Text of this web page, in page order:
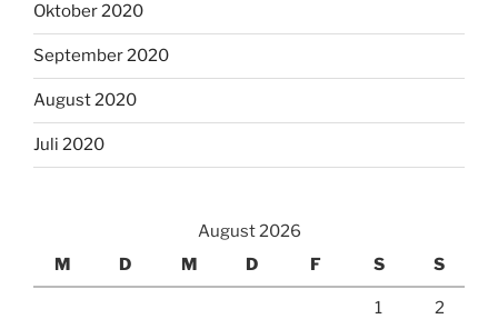
Oktober 2020
September 2020
August 2020
Juli 2020
August 2026
M
D M D F S S
1 2